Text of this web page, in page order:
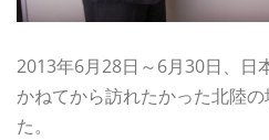
2013年6月28日～6月30日、日
かねてから訪れたかった北陸
た。